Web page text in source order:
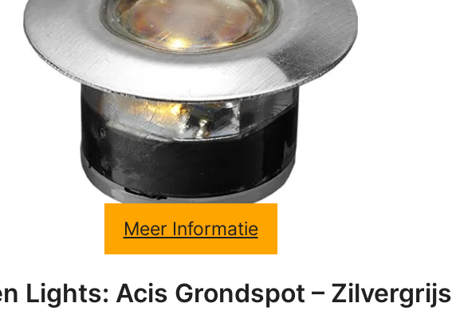
Meer Informatie
Lights: Acis Grondspot – Zilvergrijs